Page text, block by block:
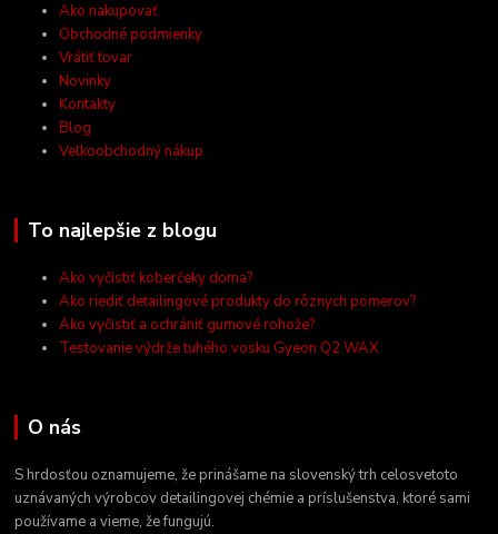
Ako nakupovať
Obchodné podmienky
Vrátiť tovar
Novinky
Kontakty
Blog
Veľkoobchodný nákup
To najlepšie z blogu
Ako vyčistiť koberčeky doma?
Ako riediť detailingové produkty do rôznych pomerov?
Ako vyčistiť a ochrániť gumové rohože?
Testovanie výdrže tuhého vosku Gyeon Q2 WAX
O nás
S hrdosťou oznamujeme, že prinášame na slovenský trh celosvetoto
uznávaných výrobcov detailingovej chémie a príslušenstva, ktoré sami
používame a vieme, že fungujú.